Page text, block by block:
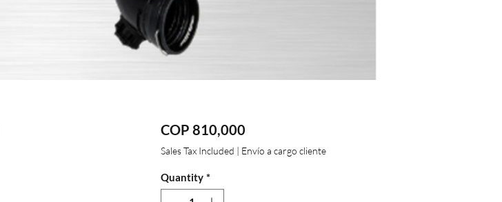
COP 810,000Price
Sales Tax Included | Envío a cargo cliente
Quantity *